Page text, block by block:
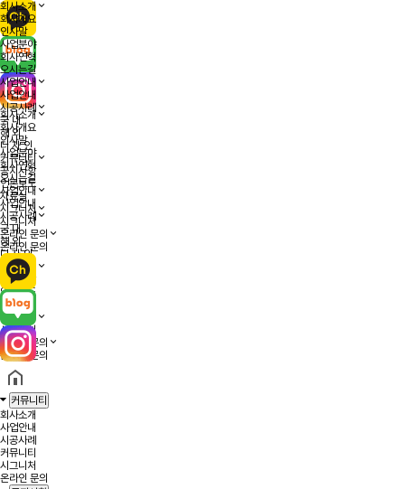
회사소개
회사개요
인사말
사업분야
회사연혁
오시는길
사업안내
사업안내
시공사례
국 내
해 외
디 자 인
커뮤니티
공지사항
언론보도
자료실
시그니처
시그니처
온라인 문의
온라인 문의
회사소개
회사개요
인사말
사업분야
회사연혁
오시는길
사업안내
사업안내
시공사례
국 내
해 외
디 자 인
커뮤니티
공지사항
언론보도
자료실
시그니처
시그니처
온라인 문의
온라인 문의
커뮤니티
회사소개
사업안내
시공사례
커뮤니티
시그니처
온라인 문의